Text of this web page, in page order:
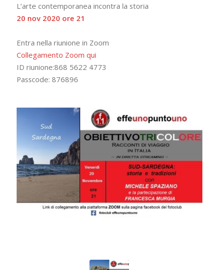
L’arte contemporanea incontra la storia
20 nov 2020 ore 21
Entra nella riunione in Zoom
Collegamento Zoom qui
ID riunione:868 5622 4773
Passcode: 876896